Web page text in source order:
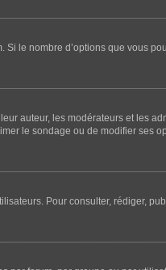
Si le nombre d’options que
auteur, les modérateurs et les
le sondage ou de modifier
Pour consulter, rédiger,